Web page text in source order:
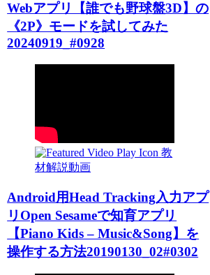
Webアプリ【誰でも野球盤3D】の
《2P》モードを試してみた
20240919_#0928
教
材解説動画
Android用Head Tracking入力アプ
リOpen Sesameで知育アプリ
【Piano Kids – Music&Song】を
操作する方法20190130_02#0302